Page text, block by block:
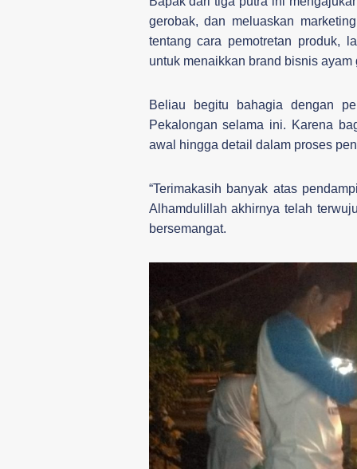
gerobak, dan meluaskan
tentang cara pemotretan produk,
untuk menaikkan brand bisnis ayam
Beliau begitu bahagia dengan
Pekalongan selama ini. Karena
awal hingga detail dalam proses
“Terimakasih banyak atas
Alhamdulillah akhirnya telah
bersemangat.